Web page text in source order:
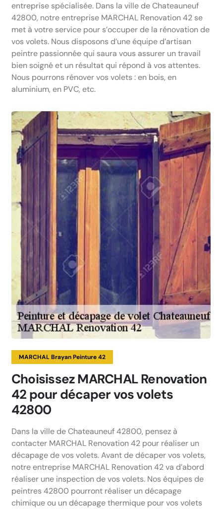
entreprise spécialisée. Dans la ville de Chateauneuf
42800, notre entreprise MARCHAL Renovation 42 se
met à votre service pour s’occuper de la rénovation de
vos volets. Nous disposons d’une équipe d’artisan
peintre passionnée qui saura vous assurer un travail
bien soigné et un résultat qui répond à vos attentes.
Nous pourrons rénover vos volets : en bois, en
aluminium, en PVC, etc.
MARCHAL Brayan Peinture 42
Choisissez MARCHAL Renovation
42 pour décaper vos volets
42800
Dans la ville de Chateauneuf 42800, pensez à
contacter MARCHAL Renovation 42 pour réaliser un
décapage de vos volets. Avant de décaper vos volets,
notre entreprise MARCHAL Renovation 42 va d’abord
réaliser une inspection de vos volets. Nos équipes de
peintres 42800 pourront réaliser un décapage
chimique ou un décapage thermique pour vos volets